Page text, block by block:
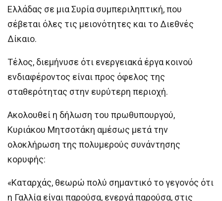
Ελλάδας σε μια Συρία συμπεριληπτική, που
σέβεται όλες τις μειονότητες και το Διεθνές
Δίκαιο.
Τέλος, διεμήνυσε ότι ενεργειακά έργα κοινού
ενδιαφέροντος είναι προς όφελος της
σταθερότητας στην ευρύτερη περιοχή.
Ακολουθεί η δήλωση του πρωθυπουργού,
Κυριάκου Μητσοτάκη αμέσως μετά την
ολοκλήρωση της πολυμερούς συνάντησης
κορυφής:
«Καταρχάς, θεωρώ πολύ σημαντικό το γεγονός ότι
η Γαλλία είναι παρούσα, ενεργά παρούσα, στις